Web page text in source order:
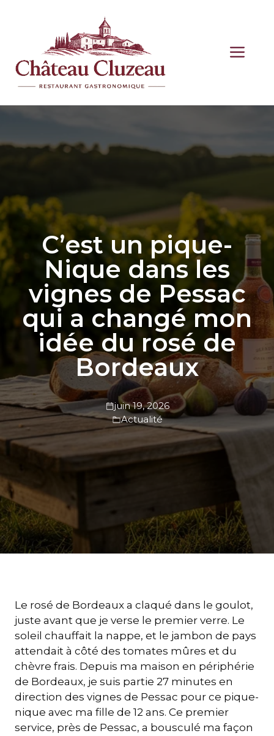
C’est un pique-
Nique dans les
vignes de Pessac
qui a changé mon
idée du rosé de
Bordeaux
juin 19, 2026
Actualité
Le rosé de Bordeaux a claqué dans le goulot,
juste avant que je verse le premier verre. Le
soleil chauffait la nappe, et le jambon de pays
attendait à côté des tomates mûres et du
chèvre frais. Depuis ma maison en périphérie
de Bordeaux, je suis partie 27 minutes en
direction des vignes de Pessac pour ce pique-
nique avec ma fille de 12 ans. Ce premier
service, près de Pessac, a bousculé ma façon